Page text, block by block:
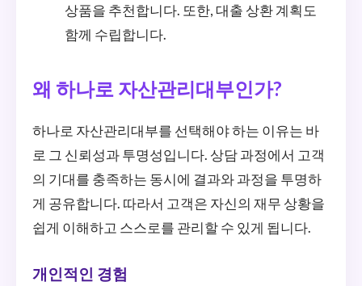
상품을 추천합니다. 또한, 대출 상환 계획도
함께 수립합니다.
왜 하나로 자산관리대부인가?
하나로 자산관리대부를 선택해야 하는 이유는 바
로 그 신뢰성과 투명성입니다. 상담 과정에서 고객
의 기대를 충족하는 동시에 결과와 과정을 투명하
게 공유합니다. 따라서 고객은 자신의 재무 상황을
쉽게 이해하고 스스로를 관리할 수 있게 됩니다.
개인적인 경험